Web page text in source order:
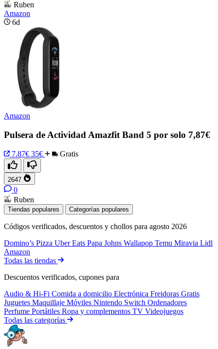
Ruben
Amazon
6d
Amazon
Pulsera de Actividad Amazfit Band 5 por solo 7,87€
7.87€ 35€ Gratis
2647
0
Ruben
Tiendas populares Categorías populares
Códigos verificados, descuentos y chollos para agosto 2026
Domino’s Pizza Uber Eats Papa Johns Wallapop Temu Miravia Lidl
Amazon
Todas las tiendas
Descuentos verificados, cupones para
Audio & Hi-Fi Comida a domicilio Electrónica Freidoras Gratis
Juguetes Maquillaje Móviles Nintendo Switch Ordenadores
Perfume Portátiles Ropa y complementos TV Videojuegos
Todas las categorías